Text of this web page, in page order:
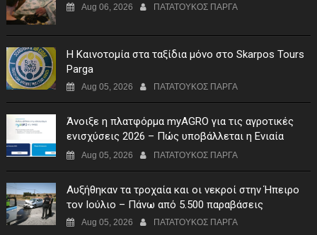
Aug 06, 2026 ΠΑΤΑΤΟΥΚΟΣ ΠΑΡΓΑ
Η Καινοτομία στα ταξίδια μόνο στο Skarpos Tours
Parga
Aug 05, 2026 ΠΑΤΑΤΟΥΚΟΣ ΠΑΡΓΑ
Άνοιξε η πλατφόρμα myAGRO για τις αγροτικές
ενισχύσεις 2026 – Πώς υποβάλλεται η Ενιαία
Αίτηση Ενίσχυσης
Aug 05, 2026 ΠΑΤΑΤΟΥΚΟΣ ΠΑΡΓΑ
Αυξήθηκαν τα τροχαία και οι νεκροί στην Ήπειρο
τον Ιούλιο – Πάνω από 5.500 παραβάσεις
Aug 05, 2026 ΠΑΤΑΤΟΥΚΟΣ ΠΑΡΓΑ